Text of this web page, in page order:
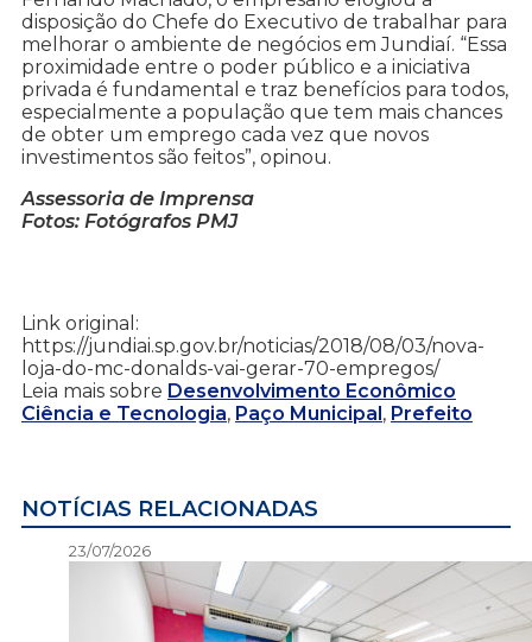
disposição do Chefe do Executivo de trabalhar para
melhorar o ambiente de negócios em Jundiaí. “Essa
proximidade entre o poder público e a iniciativa
privada é fundamental e traz benefícios para todos,
especialmente a população que tem mais chances
de obter um emprego cada vez que novos
investimentos são feitos”, opinou.
Assessoria de Imprensa
Fotos: Fotógrafos PMJ
Link original:
https://jundiai.sp.gov.br/noticias/2018/08/03/nova-
loja-do-mc-donalds-vai-gerar-70-empregos/
Leia mais sobre Desenvolvimento Econômico
Ciência e Tecnologia, Paço Municipal, Prefeito
NOTÍCIAS RELACIONADAS
23/07/2026